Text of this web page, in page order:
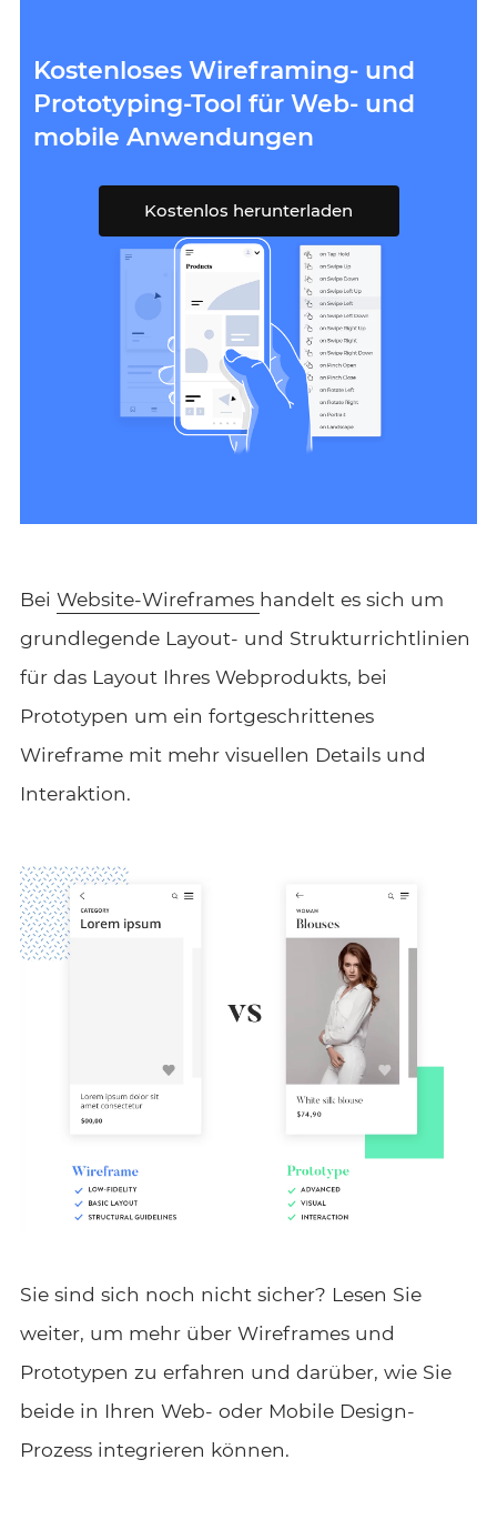
Kostenloses Wireframing- und
Prototyping-Tool für Web- und
mobile Anwendungen
Kostenlos herunterladen
Bei Website-Wireframes handelt es sich um
grundlegende Layout- und Strukturrichtlinien
für das Layout Ihres Webprodukts, bei
Prototypen um ein fortgeschrittenes
Wireframe mit mehr visuellen Details und
Interaktion.
Sie sind sich noch nicht sicher? Lesen Sie
weiter, um mehr über Wireframes und
Prototypen zu erfahren und darüber, wie Sie
beide in Ihren Web- oder Mobile Design-
Prozess integrieren können.